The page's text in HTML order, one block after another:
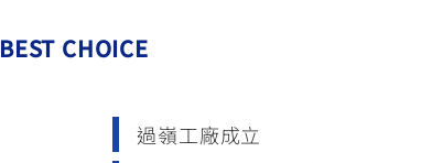
BEST CHOICE
過嶺工廠成立